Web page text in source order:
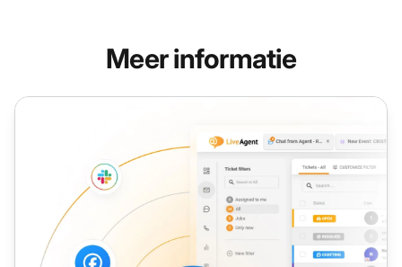
Meer informatie
Agentsignatuur